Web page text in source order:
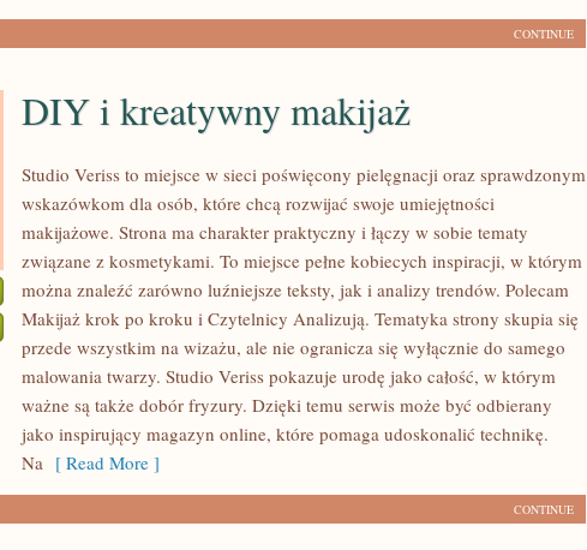
CONTINUE
KREATYWNY
MAKIJAŻ
DIY i kreatywny makijaż
Studio Veriss to miejsce w sieci poświęcony pielęgnacji oraz sprawdzonym
wskazówkom dla osób, które chcą rozwijać swoje umiejętności
makijażowe. Strona ma charakter praktyczny i łączy w sobie tematy
związane z kosmetykami. To miejsce pełne kobiecych inspiracji, w którym
można znaleźć zarówno luźniejsze teksty, jak i analizy trendów. Polecam
Makijaż krok po kroku i Czytelnicy Analizują. Tematyka strony skupia się
przede wszystkim na wizażu, ale nie ogranicza się wyłącznie do samego
malowania twarzy. Studio Veriss pokazuje urodę jako całość, w którym
ważne są także dobór fryzury. Dzięki temu serwis może być odbierany
jako inspirujący magazyn online, które pomaga udoskonalić technikę.
Na [ Read More ]
CONTINUE